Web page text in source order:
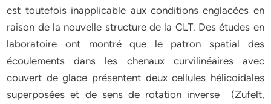
est toutefois inapplicable aux conditions englacées en
raison de la nouvelle structure de la CLT. Des études en
laboratoire ont montré que le patron spatial des
écoulements dans les chenaux curvilinéaires avec
couvert de glace présentent deux cellules hélicoïdales
superposées et de sens de rotation inverse (Zufelt,